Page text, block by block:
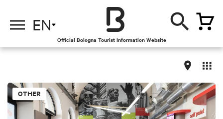
EN
Official Bologna Tourist Information Website
OTHER